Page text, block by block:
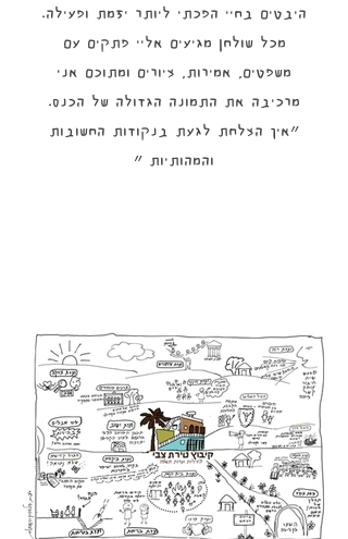
היבטים בחיי הפכתי ליותר יזמת ופעילה.
מכל שולחן מגיעים אליי פתקים עם
משפטים, אמירות, ציורים ומתוכם אני
מרכיבה את התמונה הגדולה של הכנס.
״איך הצלחת לגעת בנקודות החשובות
והמהותיות ״